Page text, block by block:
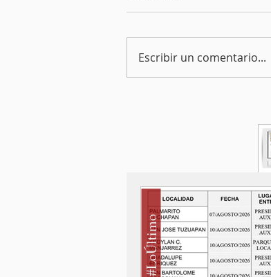
Escribir un comentario...
#LoÚltimo